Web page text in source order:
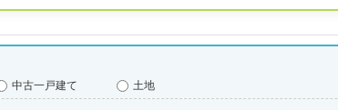
中古一戸建て
土地